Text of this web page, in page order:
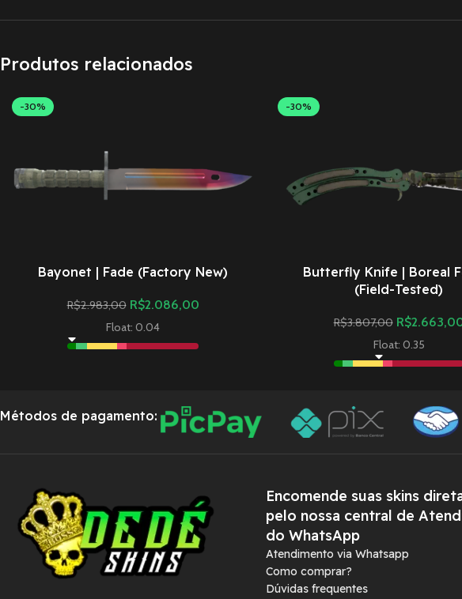
Produtos relacionados
-30%
Bayonet | Fade (Factory New)
R$2.983,00 R$2.086,00
Float: 0.04
-30%
Butterfly Knife | Boreal
(Field-Tested)
R$3.807,00 R$
Float: 0.35
Métodos de pagamento:
Encomende suas skins
pelo nossa central de
do WhatsApp
Atendimento via Whatsapp
Como comprar?
Dúvidas frequentes